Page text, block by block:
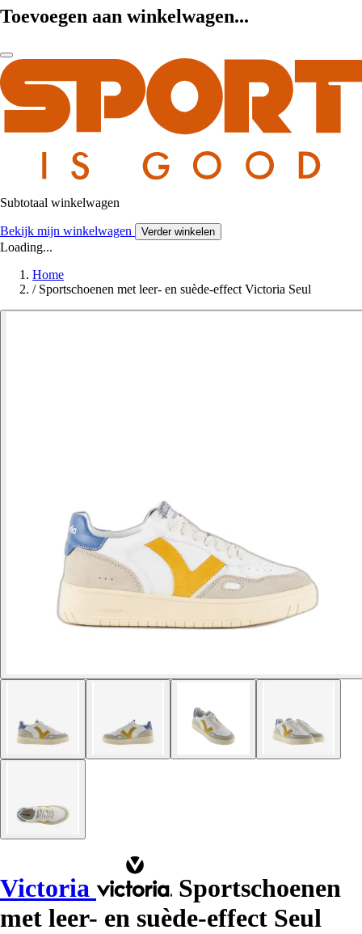
Toevoegen aan winkelwagen...
Subtotaal winkelwagen
Bekijk mijn winkelwagen Verder winkelen
Loading...
Home
/ Sportschoenen met leer- en suède-effect Victoria Seul
Victoria
Sportschoenen
met leer- en suède-effect Seul